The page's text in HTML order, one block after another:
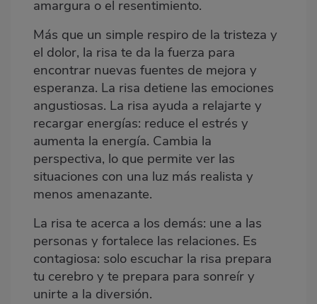
amargura o el resentimiento.
Más que un simple respiro de la tristeza y
el dolor, la risa te da la fuerza para
encontrar nuevas fuentes de mejora y
esperanza. La risa detiene las emociones
angustiosas. La risa ayuda a relajarte y
recargar energías: reduce el estrés y
aumenta la energía. Cambia la
perspectiva, lo que permite ver las
situaciones con una luz más realista y
menos amenazante.
La risa te acerca a los demás: une a las
personas y fortalece las relaciones. Es
contagiosa: solo escuchar la risa prepara
tu cerebro y te prepara para sonreír y
unirte a la diversión.